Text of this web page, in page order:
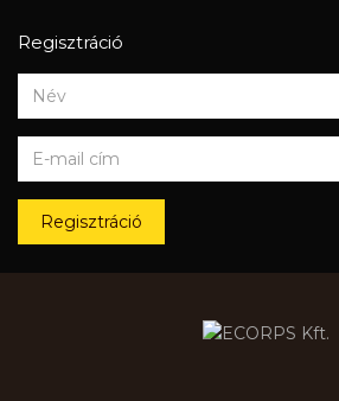
Regisztráció
Regisztráció